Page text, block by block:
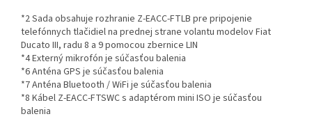
*2 Sada obsahuje rozhranie Z-EACC-FTLB pre pripojenie
telefónnych tlačidiel na prednej strane volantu modelov Fiat
Ducato III, radu 8 a 9 pomocou zbernice LIN
*4 Externý mikrofón je súčasťou balenia
*6 Anténa GPS je súčasťou balenia
*7 Anténa Bluetooth / WiFi je súčasťou balenia
*8 Kábel Z-EACC-FTSWC s adaptérom mini ISO je súčasťou
balenia